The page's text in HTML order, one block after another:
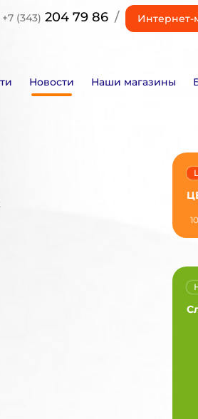
+7 (343) 204 79 86 / Интернет-
Новости Наши магазины